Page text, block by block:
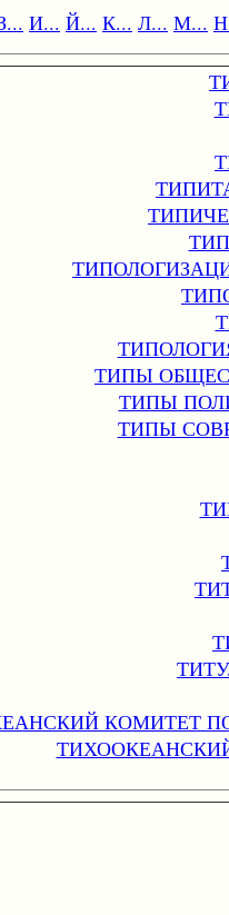
И... Й... К... Л... М...
ТИПЫ
ТИПЫ
ТИПЫ
КОМИТЕТ